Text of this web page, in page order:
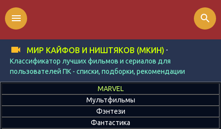
МИР КАЙФОВ И НИШТЯКОВ (МКИН) -
Классификатор лучших фильмов и сериалов для
пользователей ПК - списки, подборки, рекомендации
menu search
MARVEL
Мультфильмы
Фэнтези
Фантастика